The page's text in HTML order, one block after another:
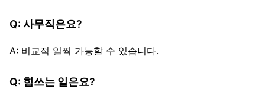
Q: 사무직은요?
A: 비교적 일찍 가능할 수 있습니다.
Q: 힘쓰는 일은요?